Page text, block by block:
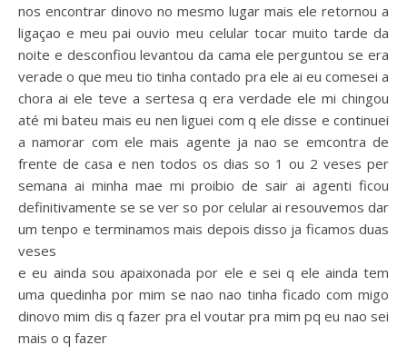
nos encontrar dinovo no mesmo lugar mais ele retornou a
ligaçao e meu pai ouvio meu celular tocar muito tarde da
noite e desconfiou levantou da cama ele perguntou se era
verade o que meu tio tinha contado pra ele ai eu comesei a
chora ai ele teve a sertesa q era verdade ele mi chingou
até mi bateu mais eu nen liguei com q ele disse e continuei
a namorar com ele mais agente ja nao se emcontra de
frente de casa e nen todos os dias so 1 ou 2 veses per
semana ai minha mae mi proibio de sair ai agenti ficou
definitivamente se se ver so por celular ai resouvemos dar
um tenpo e terminamos mais depois disso ja ficamos duas
veses
e eu ainda sou apaixonada por ele e sei q ele ainda tem
uma quedinha por mim se nao nao tinha ficado com migo
dinovo mim dis q fazer pra el voutar pra mim pq eu nao sei
mais o q fazer